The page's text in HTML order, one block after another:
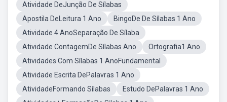
Atividade DeJunção De Sílabas
Apostila DeLeitura 1 Ano
BingoDe De Sílabas 1 Ano
Atividade 4 AnoSeparação De Sílaba
Atividade ContagemDe Sílabas Ano
Ortografia1 Ano
Atividades Com Sílabas 1 AnoFundamental
Atividade Escrita DePalavras 1 Ano
AtividadeFormando Sílabas
Estudo DePalavras 1 Ano